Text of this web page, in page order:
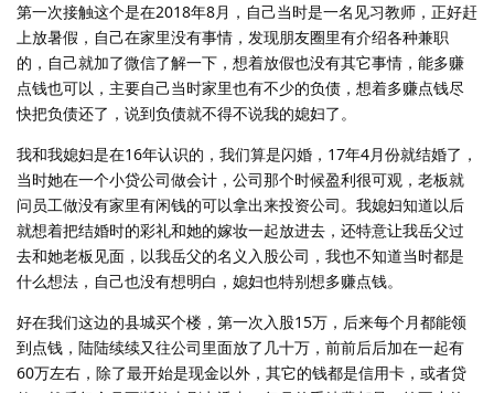
第一次接触这个是在2018年8月，自己当时是一名见习教师，正好赶
上放暑假，自己在家里没有事情，发现朋友圈里有介绍各种兼职
的，自己就加了微信了解一下，想着放假也没有其它事情，能多赚
点钱也可以，主要自己当时家里也有不少的负债，想着多赚点钱尽
快把负债还了，说到负债就不得不说我的媳妇了。
我和我媳妇是在16年认识的，我们算是闪婚，17年4月份就结婚了，
当时她在一个小贷公司做会计，公司那个时候盈利很可观，老板就
问员工做没有家里有闲钱的可以拿出来投资公司。我媳妇知道以后
就想着把结婚时的彩礼和她的嫁妆一起放进去，还特意让我岳父过
去和她老板见面，以我岳父的名义入股公司，我也不知道当时都是
什么想法，自己也没有想明白，媳妇也特别想多赚点钱。
好在我们这边的县城买个楼，第一次入股15万，后来每个月都能领
到点钱，陆陆续续又往公司里面放了几十万，前前后后加在一起有
60万左右，除了最开始是现金以外，其它的钱都是信用卡，或者贷